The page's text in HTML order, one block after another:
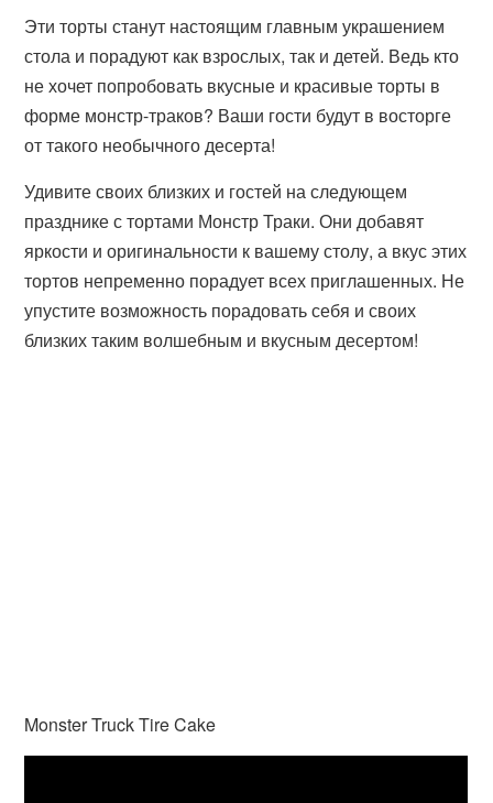
Эти торты станут настоящим главным украшением
стола и порадуют как взрослых, так и детей. Ведь кто
не хочет попробовать вкусные и красивые торты в
форме монстр-траков? Ваши гости будут в восторге
от такого необычного десерта!
Удивите своих близких и гостей на следующем
празднике с тортами Монстр Траки. Они добавят
яркости и оригинальности к вашему столу, а вкус этих
тортов непременно порадует всех приглашенных. Не
упустите возможность порадовать себя и своих
близких таким волшебным и вкусным десертом!
Monster Truck Tire Cake